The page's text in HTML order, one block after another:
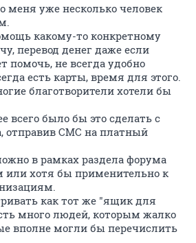
меня уже несколько человек
какому-то конкретному
перевод денег даже если
помочь, не всегда удобно
есть карты, время для этого.
благотворители хотели бы
всего было бы это сделать с
отправив СМС на платный
в рамках раздела форума
хотя бы применительно к
как тот же "ящик для
много людей, которым жалко
вполне могли бы перечислить